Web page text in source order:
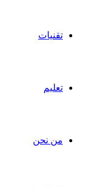
تقنيات
تعليم
من نحن